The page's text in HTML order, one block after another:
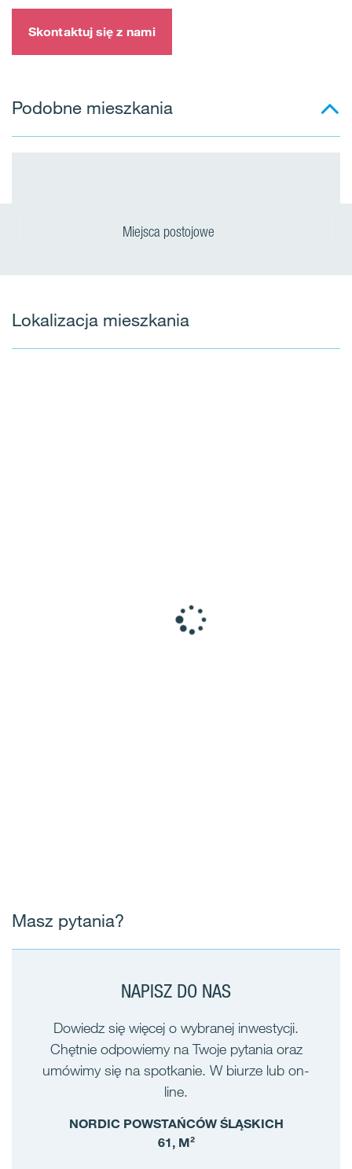
Skontaktuj się z nami
Podobne mieszkania
Miejsca postojowe
Lokalizacja mieszkania
Masz pytania?
NAPISZ DO NAS
Dowiedz się więcej o wybranej inwestycji.
Chętnie odpowiemy na Twoje pytania oraz
umówimy się na spotkanie. W biurze lub on-
line.
NORDIC POWSTAŃCÓW ŚLĄSKICH
61, M²